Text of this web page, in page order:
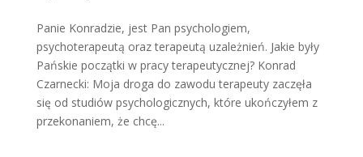
Panie Konradzie, jest Pan psychologiem,
psychoterapeutą oraz terapeutą uzależnień. Jakie były
Pańskie początki w pracy terapeutycznej? Konrad
Czarnecki: Moja droga do zawodu terapeuty zaczęła
się od studiów psychologicznych, które ukończyłem z
przekonaniem, że chcę...